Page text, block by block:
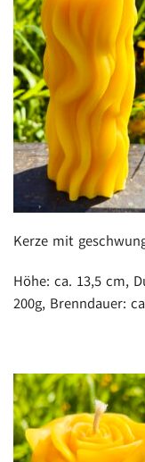
Kerze mit
Höhe: ca. 13,5 cm,
200g, Brenndauer: